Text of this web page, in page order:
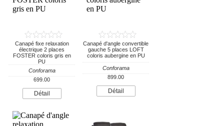
Canapé fixe relaxation
électrique 2 places
FOSTER coloris gris en
PU
Conforama
699.00
Détail
Canapé d'angle convertible
gauche 5 places LOFT
coloris aubergine en PU
Conforama
899.00
Détail